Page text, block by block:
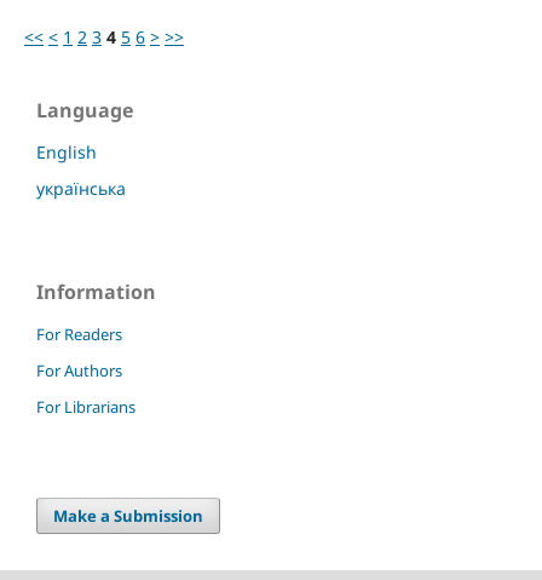
<< < 1 2 3 4 5 6 > >>
Language
English
українська
Information
For Readers
For Authors
For Librarians
Make a Submission